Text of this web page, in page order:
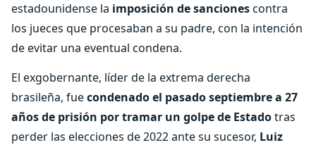
estadounidense la imposición de sancionescontra
los jueces que procesaban a su padre, con la intención
de evitar una eventual condena.
El exgobernante, líder de la extrema derecha
brasileña, fuecondenado el pasado septiembre a 27
años de prisión por tramar un golpe de Estadotras
perder las elecciones de 2022 ante su sucesor, Luiz